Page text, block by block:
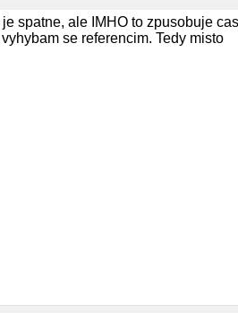
spatne, ale IMHO to zpusobuje
se referencim. Tedy misto